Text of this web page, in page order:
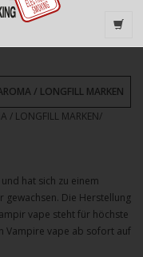
/ LONGFILL MARKEN/
/ LONGFILL MARKEN
hat sich zu einem
gewachsen. Die Herstellung
vape steht für höchste
Vampire vape ab sofort auf